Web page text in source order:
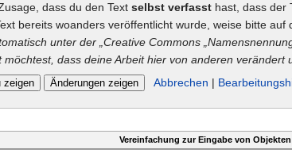
dass du den Text selbst verfasst hast, dass der
bereits woanders veröffentlicht wurde, weise bitte auf
unter der „Creative Commons
dass deine Arbeit hier von anderen verändert
Abbrechen |
Vereinfachung zur Eingabe von Objekten